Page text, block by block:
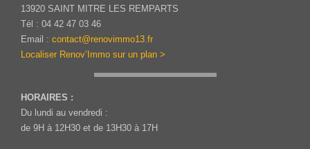
13920 SAINT MITRE LES REMPARTS
Tél : 04 42 47 03 46
Email : contact@renovimmo13.fr
Localiser Renov’Immo sur un plan >
HORAIRES :
Du lundi au vendredi :
de 9H à 12H30 et de 13H30 à 17H